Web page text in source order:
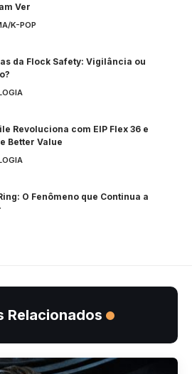
Ver
K-POP
da Flock Safety: Vigilância ou
Revoluciona com EIP Flex 36 e
Better Value
O Fenômeno que Continua a
Relacionados